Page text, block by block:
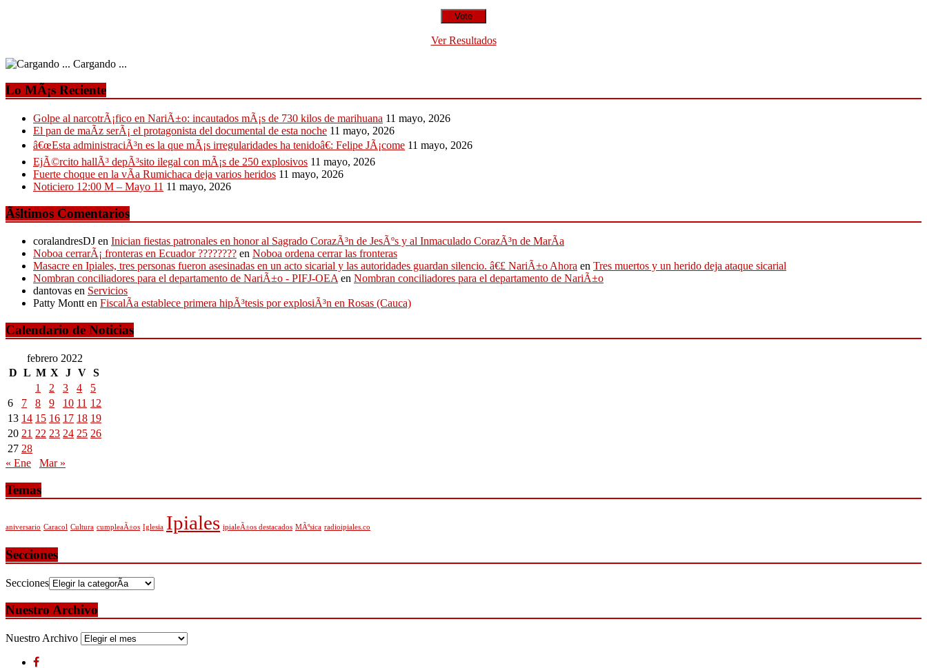
Ver Resultados
Cargando ...
Lo MÃ¡s Reciente
Golpe al narcotrÃ¡fico en NariÃ±o: incautados mÃ¡s de 730 kilos de marihuana 11 mayo, 2026
El pan de maÃ­z serÃ¡ el protagonista del documental de esta noche 11 mayo, 2026
â€œEsta administraciÃ³n es la que mÃ¡s irregularidades ha tenidoâ€: Felipe JÃ¡come 11 mayo, 2026
EjÃ©rcito hallÃ³ depÃ³sito ilegal con mÃ¡s de 250 explosivos 11 mayo, 2026
Fuerte choque en la vÃ­a Rumichaca deja varios heridos 11 mayo, 2026
Noticiero 12:00 M – Mayo 11 11 mayo, 2026
Ãšltimos Comentarios
coralandresDJ en Inician fiestas patronales en honor al Sagrado CorazÃ³n de JesÃºs y al Inmaculado CorazÃ³n de MarÃ­a
Noboa cerrarÃ¡ fronteras en Ecuador ???????? en Noboa ordena cerrar las fronteras
Masacre en Ipiales, tres personas fueron asesinadas en un acto sicarial y las autoridades guardan silencio. â€£ NariÃ±o Ahora en Tres muertos y un herido deja ataque sicarial
Nombran conciliadores para el departamento de NariÃ±o - PIFJ-OEAen Nombran conciliadores para el departamento de NariÃ±o
dantovas en Servicios
Patty Montten FiscalÃ­a establece primera hipÃ³tesis por explosiÃ³n en Rosas (Cauca)
Calendario de Noticias
febrero 2022
D L M X J V S
1
2 3 4
5
6
7 8 9 10 11 12
13 14 15 16 17 18 19
20 21 22 23 24 25 26
27 28
« Ene
Mar »
Temas
aniversario Caracol Cultura cumpleaÃ±os Iglesia Ipiales ipialeÃ±os destacados MÃºsica radioipiales.co
Secciones
Secciones
Nuestro Archivo
Nuestro Archivo